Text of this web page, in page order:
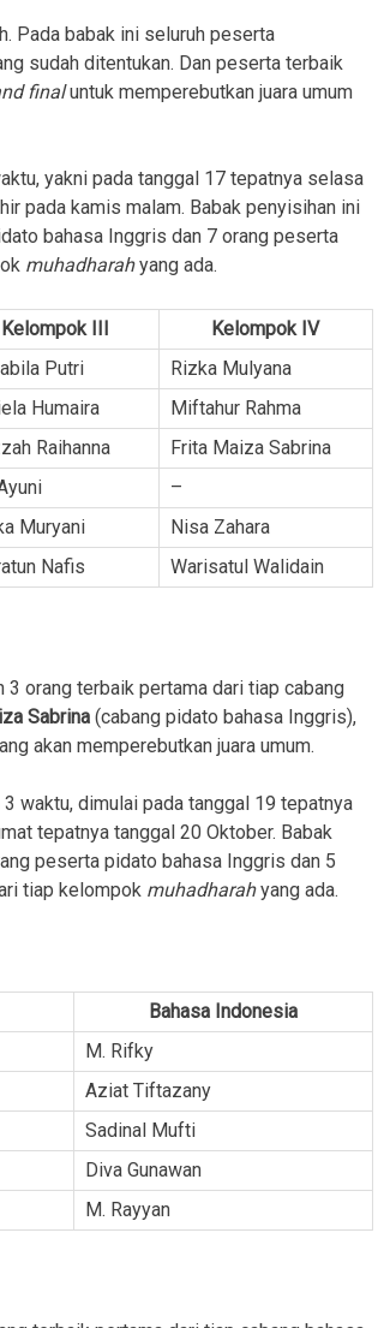
Pada babak ini seluruh peserta
sudah ditentukan. Dan peserta terbaik
finaluntuk memperebutkan juara umum
yakni pada tanggal 17 tepatnya selasa
pada kamis malam. Babak penyisihan ini
bahasa Inggris dan 7 orang peserta
muhadharahyang ada.
Kelompok III
Kelompok IV
Putri
Rizka Mulyana
Humaira
Miftahur Rahma
Raihanna
Frita Maiza Sabrina
–
Muryani
Nisa Zahara
Nafis Warisatul Walidain
orang terbaik pertama dari tiap cabang
Sabrina(cabang pidato bahasa Inggris),
akan memperebutkan juara umum.
waktu, dimulai pada tanggal 19 tepatnya
tepatnya tanggal 20 Oktober. Babak
peserta pidato bahasa Inggris dan 5
tiap kelompok muhadharahyang ada.
Bahasa Indonesia
M. Rifky
Aziat Tiftazany
Sadinal Mufti
Diva Gunawan
M. Rayyan